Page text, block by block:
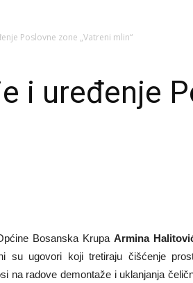
Poslovne zone „Vatreni mlin“
i uređenje
Bosanska Krupa Armina
su ugovori koji tretiraju čišćenje
na radove demontaže i uklanjanja